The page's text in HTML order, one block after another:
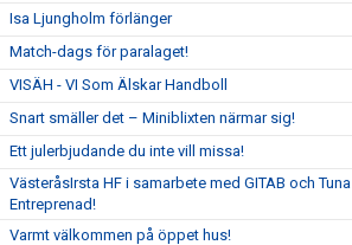
Isa Ljungholm förlänger
Match-dags för paralaget!
VISÄH - VI Som Älskar Handboll
Snart smäller det – Miniblixten närmar sig!
Ett julerbjudande du inte vill missa!
VästeråsIrsta HF i samarbete med GITAB och Tuna
Entreprenad!
Varmt välkommen på öppet hus!